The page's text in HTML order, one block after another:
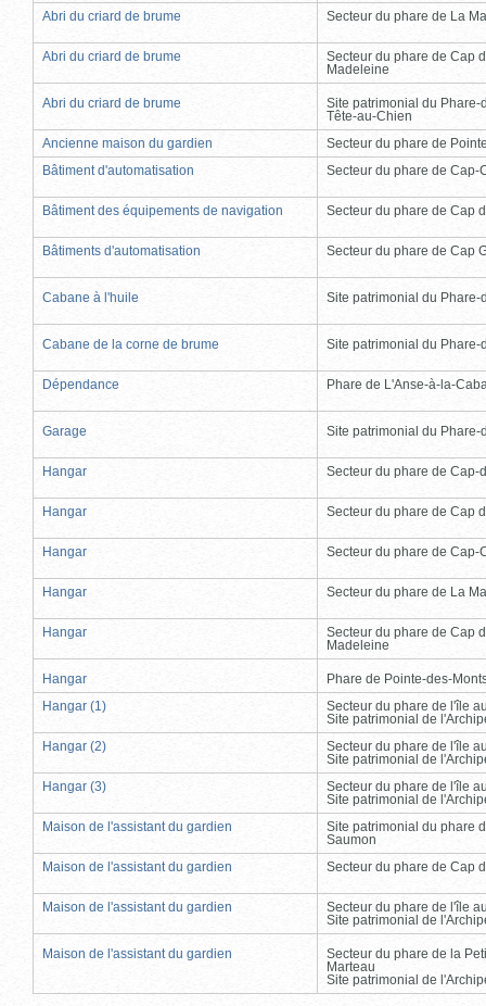
Abri du criard de brume
Secteur du phare de La
Abri du criard de brume
Secteur du phare de Cap
Madeleine
Abri du criard de brume
Site patrimonial du Phare-
Tête-au-Chien
Ancienne maison du gardien
Secteur du phare de
Bâtiment d'automatisation
Secteur du phare de Cap-
Bâtiment des équipements de navigation Secteur du phare de Cap
Bâtiments d'automatisation Secteur du phare de Cap
Cabane à l'huile Site patrimonial du Phare-
Cabane de la corne de brume Site patrimonial du Phare-
Dépendance Phare de L'Anse-à-la-
Garage Site patrimonial du Phare-
Hangar Secteur du phare de Cap-
Hangar Secteur du phare de Cap
Hangar Secteur du phare de Cap-
Hangar Secteur du phare de La
Hangar
Secteur du phare de Cap
Madeleine
Hangar
Phare de Pointe-des-
Hangar (1)
Secteur du phare de l'île
Site patrimonial de
Hangar (2)
Secteur du phare de l'île
Site patrimonial de
Hangar (3)
Secteur du phare de l'île
Site patrimonial de
Maison de l'assistant du gardien
Site patrimonial du phare
Saumon
Maison de l'assistant du gardien
Secteur du phare de Cap
Maison de l'assistant du gardien
Secteur du phare de l'île
Site patrimonial de
Maison de l'assistant du gardien
Secteur du phare de la
Marteau
Site patrimonial de